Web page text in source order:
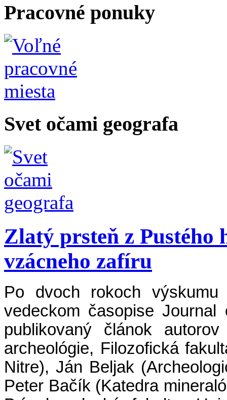
Pracovné ponuky
Svet očami geografa
Zlatý prsteň z Pustého
vzácneho zafíru
Po dvoch rokoch výskumu
vedeckom časopise Journal
publikovaný článok
archeológie, Filozofická
Nitre), Ján Beljak
Peter Bačík (Katedra